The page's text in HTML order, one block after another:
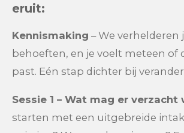
eruit:
Kennismaking – We verhelderen
behoeften, en je voelt meteen of
past. Eén stap dichter bij
Sessie 1 – Wat mag er verzacht
starten met een uitgebreide